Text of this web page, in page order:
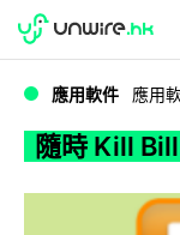
隨時
WWDC 2026
應用軟件 應用
隨時 Kill